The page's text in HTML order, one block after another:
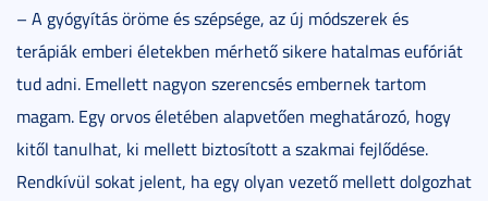
– A gyógyítás öröme és szépsége, az új módszerek és
terápiák emberi életekben mérhető sikere hatalmas eufóriát
tud adni. Emellett nagyon szerencsés embernek tartom
magam. Egy orvos életében alapvetően meghatározó, hogy
kitől tanulhat, ki mellett biztosított a szakmai fejlődése.
Rendkívül sokat jelent, ha egy olyan vezető mellett dolgozhat